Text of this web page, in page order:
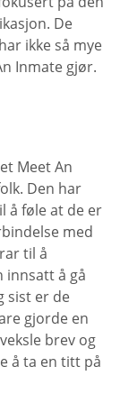
De
ikke så mye
Inmate gjør.
Meet An
Den har
å føle at de er
med
til å
innsatt å gå
sist er de
gjorde en
brev og
å ta en titt på